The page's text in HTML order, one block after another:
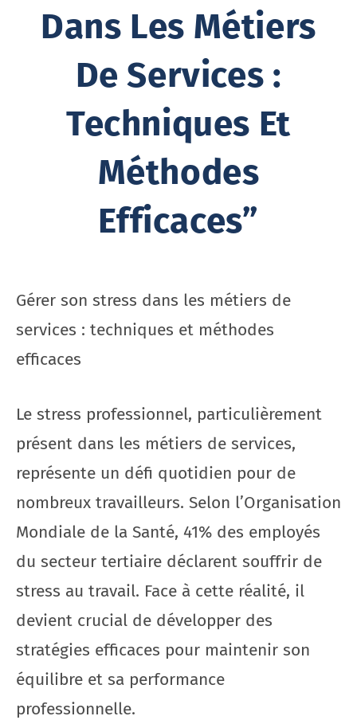
Dans Les Métiers
De Services :
Techniques Et
Méthodes
Efficaces”
Gérer son stress dans les métiers de
services : techniques et méthodes
efficaces
Le stress professionnel, particulièrement
présent dans les métiers de services,
représente un défi quotidien pour de
nombreux travailleurs. Selon l’Organisation
Mondiale de la Santé, 41% des employés
du secteur tertiaire déclarent souffrir de
stress au travail. Face à cette réalité, il
devient crucial de développer des
stratégies efficaces pour maintenir son
équilibre et sa performance
professionnelle.